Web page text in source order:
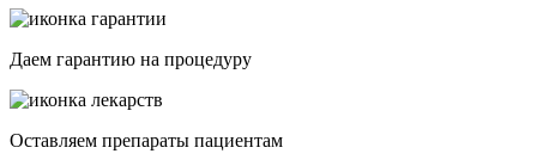
Даем гарантию на процедуру
Оставляем препараты пациентам